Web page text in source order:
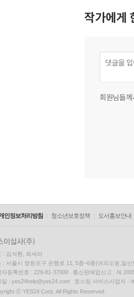
작가에게
회원님들
인정보처리방침 청소년보호정책 도서홍보안내
: 김석환, 최세라
: 서울시 영등포구 은행로 11, 5층~6층(여의도동,일신
자등록번호 : 229-81-37000 통신판매업신고 : 제
일 : yes24help@yes24.com 호스팅 서비스사업자 :
ⓒ YES24 Corp. All Rights Reserved.